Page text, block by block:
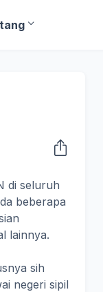
di seluruh
beberapa
lainnya.
sih
negeri sipil